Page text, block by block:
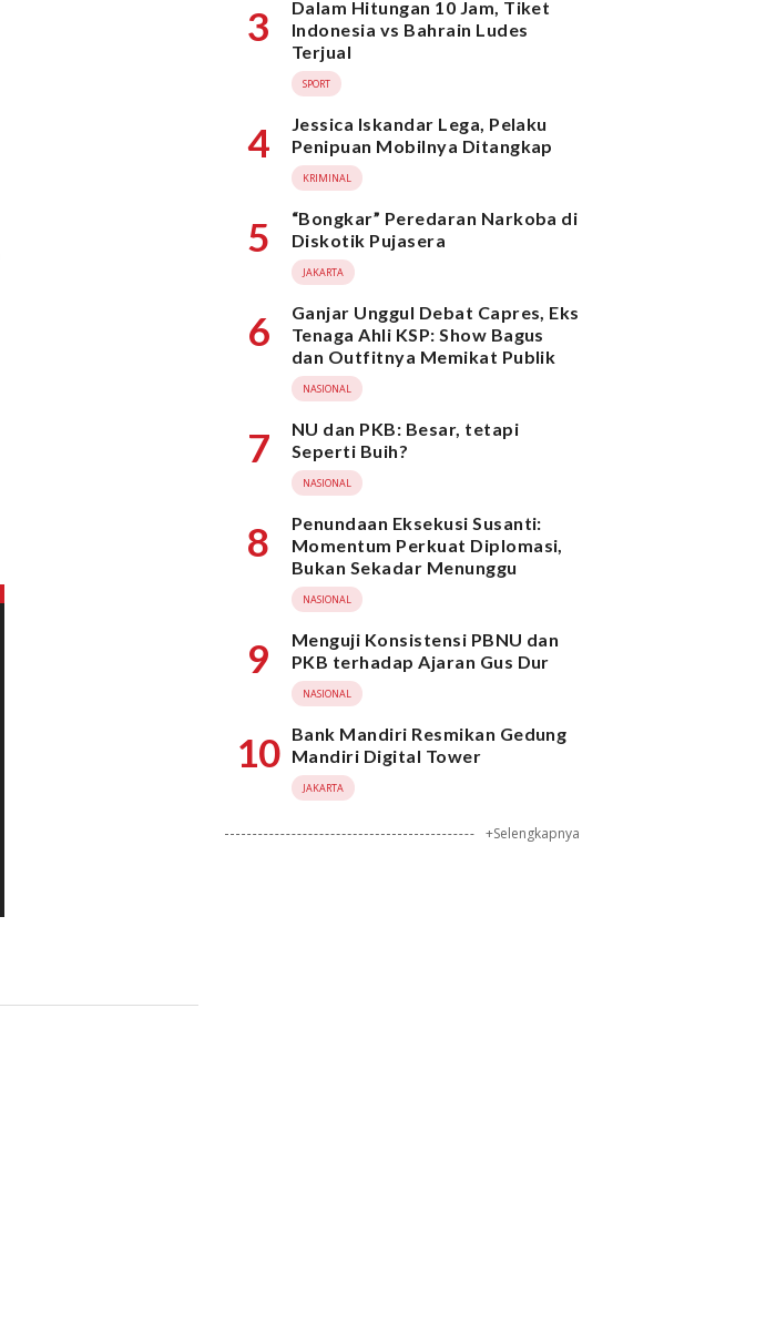
3
Dalam Hitungan 10 Jam, Tiket
Indonesia vs Bahrain Ludes
Terjual
SPORT
4
Jessica Iskandar Lega, Pelaku
Penipuan Mobilnya Ditangkap
KRIMINAL
5
“Bongkar” Peredaran Narkoba di
Diskotik Pujasera
JAKARTA
6
Ganjar Unggul Debat Capres, Eks
Tenaga Ahli KSP: Show Bagus
dan Outfitnya Memikat Publik
NASIONAL
7
NU dan PKB: Besar, tetapi
Seperti Buih?
NASIONAL
8
Penundaan Eksekusi Susanti:
Momentum Perkuat Diplomasi,
Bukan Sekadar Menunggu
NASIONAL
9
Menguji Konsistensi PBNU dan
PKB terhadap Ajaran Gus Dur
NASIONAL
10 Bank Mandiri Resmikan Gedung
Mandiri Digital Tower
JAKARTA
+Selengkapnya